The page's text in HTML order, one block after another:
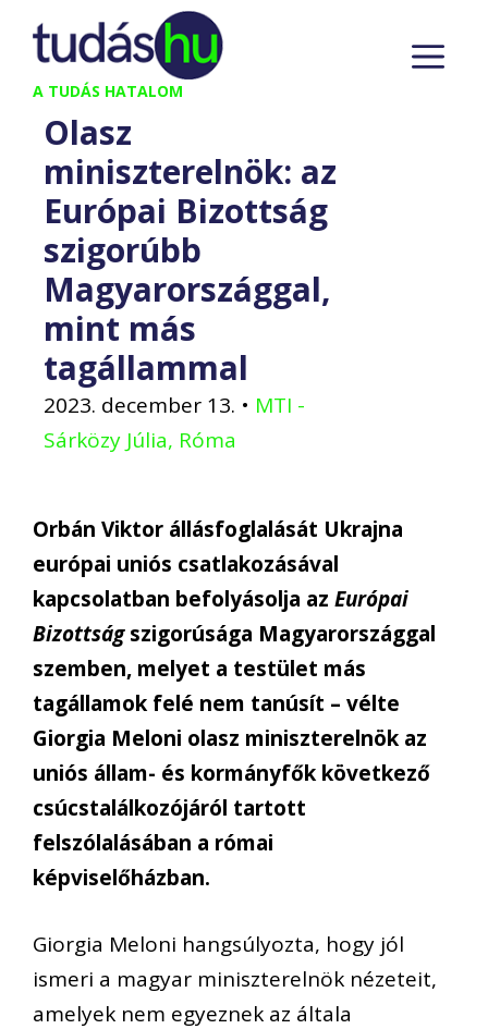
Kilépés
tartalomba
A TUDÁS HATALOM
Olasz
miniszterelnök: az
Európai Bizottság
szigorúbb
Magyarországgal,
mint más
tagállammal
2023. december 13. • MTI -
Sárközy Júlia, Róma
Orbán Viktor állásfoglalását Ukrajna
európai uniós csatlakozásával
kapcsolatban befolyásolja az Európai
Bizottságszigorúsága Magyarországgal
szemben, melyet a testület más
tagállamok felé nem tanúsít – vélte
Giorgia Meloni olasz miniszterelnök az
uniós állam- és kormányfők következő
csúcstalálkozójáról tartott
felszólalásában a római
képviselőházban.
Giorgia Meloni hangsúlyozta, hogy jól
ismeri a magyar miniszterelnök nézeteit,
amelyek nem egyeznek az általa